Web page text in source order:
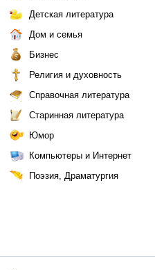
Детская литература
Дом и семья
Бизнес
Религия и духовность
Справочная литература
Старинная литература
Юмор
Компьютеры и Интернет
Поэзия, Драматургия